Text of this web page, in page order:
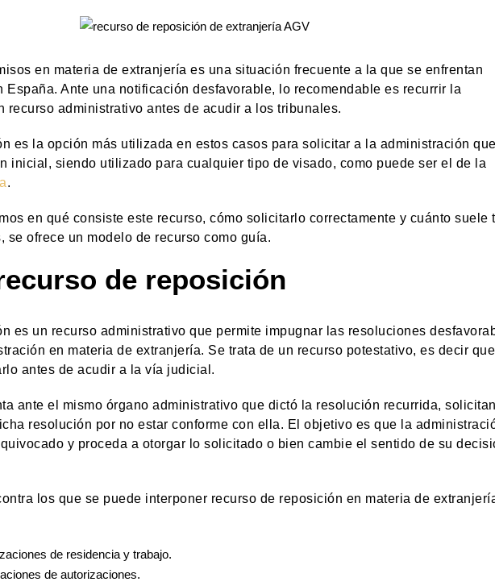
en materia de extranjería es una situación frecuente a la que se enfrentan
España. Ante una notificación desfavorable, lo recomendable es recurrir la
recurso administrativo antes de acudir a los tribunales.
es la opción más utilizada en estos casos para solicitar a la administración que
inicial, siendo utilizado para cualquier tipo de visado, como puede ser el de la
.
en qué consiste este recurso, cómo solicitarlo correctamente y cuánto suele
se ofrece un modelo de recurso como guía.
de reposición
es un recurso administrativo que permite impugnar las resoluciones
en materia de extranjería. Se trata de un recurso potestativo, es decir
antes de acudir a la vía judicial.
ante el mismo órgano administrativo que dictó la resolución recurrida,
resolución por no estar conforme con ella. El objetivo es que la
y proceda a otorgar lo solicitado o bien cambie el sentido de su
los que se puede interponer recurso de reposición en materia de
de residencia y trabajo.
de autorizaciones.